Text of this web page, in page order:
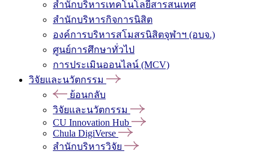
สำนักบริหารเทคโนโลยีสารสนเทศ
สำนักบริหารกิจการนิสิต
องค์การบริหารสโมสรนิสิตจุฬาฯ (อบจ.)
ศูนย์การศึกษาทั่วไป
การประเมินออนไลน์ (MCV)
วิจัยและนวัตกรรม
ย้อนกลับ
วิจัยและนวัตกรรม
CU Innovation Hub
Chula DigiVerse
สำนักบริหารวิจัย